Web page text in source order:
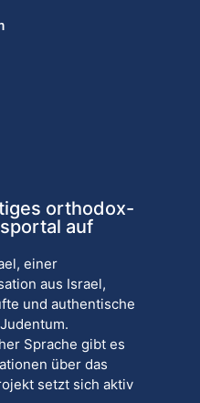
orthodox-
auf
einer
aus Israel,
und authentische
Sprache gibt es
über das
setzt sich aktiv